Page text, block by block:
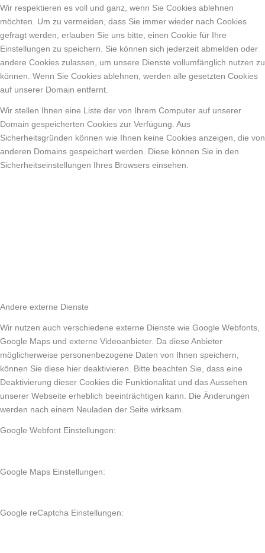
Wir respektieren es voll und ganz, wenn Sie Cookies ablehnen
möchten. Um zu vermeiden, dass Sie immer wieder nach Cookies
gefragt werden, erlauben Sie uns bitte, einen Cookie für Ihre
Einstellungen zu speichern. Sie können sich jederzeit abmelden oder
andere Cookies zulassen, um unsere Dienste vollumfänglich nutzen zu
können. Wenn Sie Cookies ablehnen, werden alle gesetzten Cookies
auf unserer Domain entfernt.
Wir stellen Ihnen eine Liste der von Ihrem Computer auf unserer
Domain gespeicherten Cookies zur Verfügung. Aus
Sicherheitsgründen können wie Ihnen keine Cookies anzeigen, die von
anderen Domains gespeichert werden. Diese können Sie in den
Sicherheitseinstellungen Ihres Browsers einsehen.
Andere externe Dienste
Wir nutzen auch verschiedene externe Dienste wie Google Webfonts,
Google Maps und externe Videoanbieter. Da diese Anbieter
möglicherweise personenbezogene Daten von Ihnen speichern,
können Sie diese hier deaktivieren. Bitte beachten Sie, dass eine
Deaktivierung dieser Cookies die Funktionalität und das Aussehen
unserer Webseite erheblich beeinträchtigen kann. Die Änderungen
werden nach einem Neuladen der Seite wirksam.
Google Webfont Einstellungen:
Google Maps Einstellungen:
Google reCaptcha Einstellungen: